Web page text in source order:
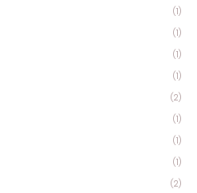
(1)
(1)
(1)
(1)
(2)
(1)
(1)
(1)
(2)